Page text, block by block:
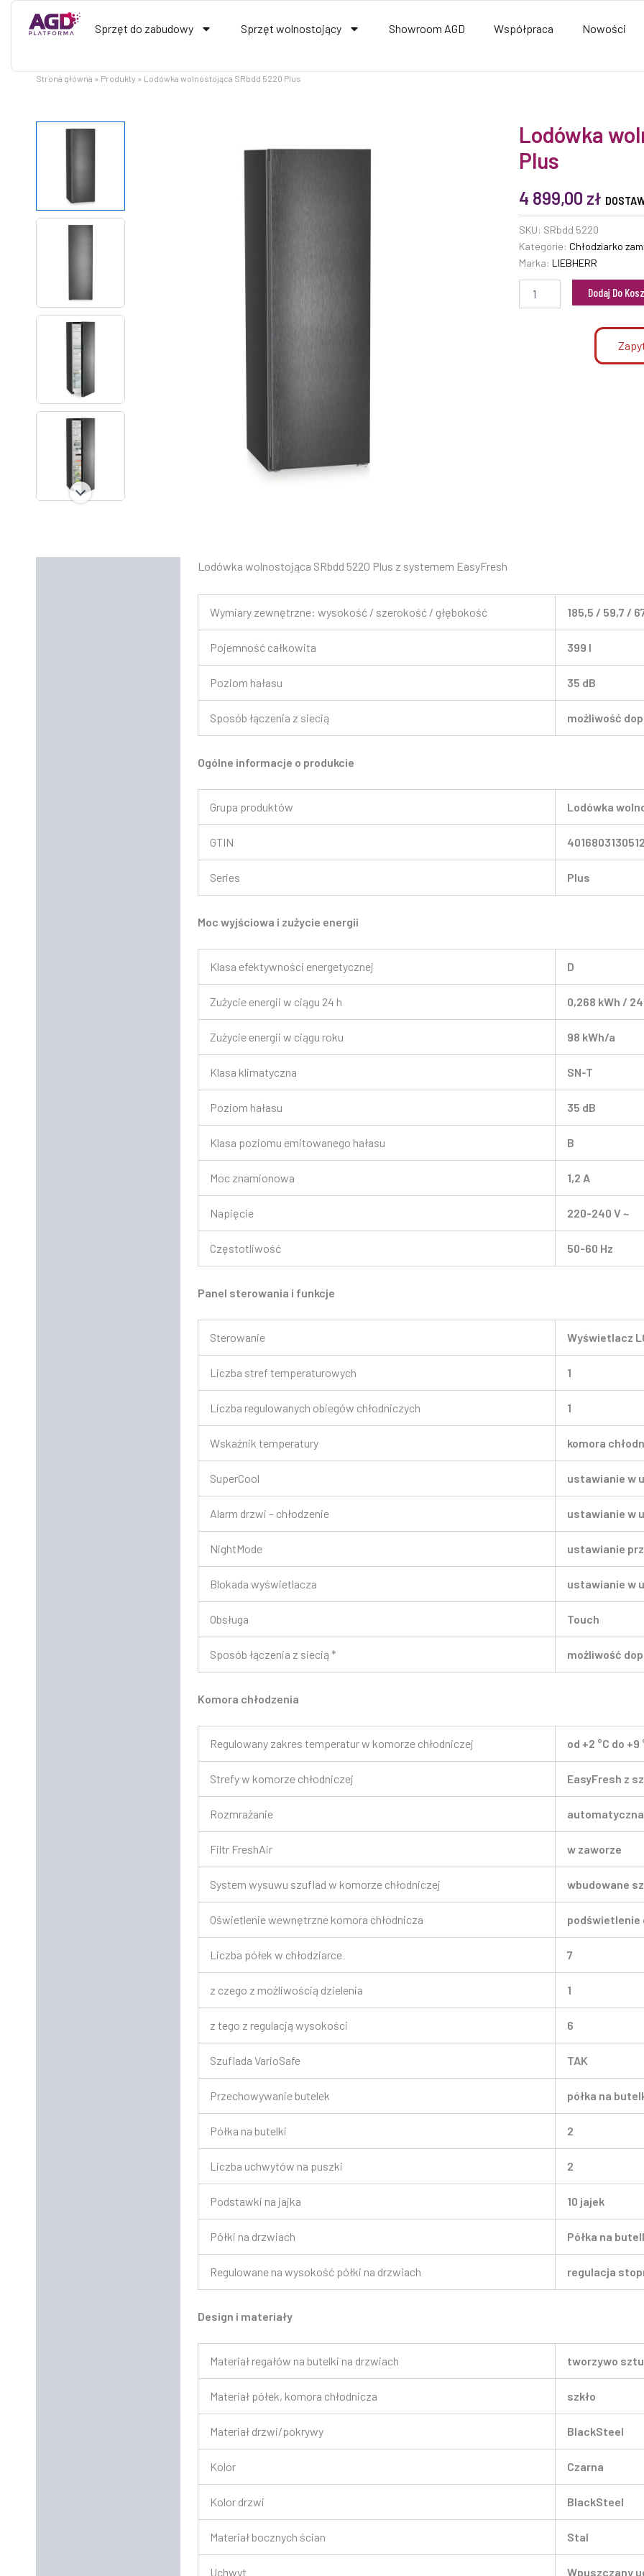
Przejdź
Sprzęt do zabudowy Sprzęt wolnostojący Showroom AGD Współpraca Nowości
Strona główna Produkty Lodówka wolnostojąca SRbdd 5220 Plus
Lodówka
Plus
4 899,00 zł
SKU: SRbdd 5220
Kategorie: Chłodziarko
Marka: LIEBHERR
ilość
Lodówka
wolnostojąca
SRbdd
Plus
Dodaj Do
Lodówka wolnostojąca SRbdd 5220 Plus z systemem EasyFresh
Wymiary zewnętrzne: wysokość / szerokość / głębokość 185,5 / 59,7 /
Pojemność całkowita 399 l
Poziom hałasu 35 dB
Sposób łączenia z siecią możliwość
Ogólne informacje o produkcie
Grupa produktów Lodówka
GTIN
Series Plus
Moc wyjściowa i zużycie energii
Klasa efektywności energetycznej D
Zużycie energii w ciągu 24 h 0,268 kWh /
Zużycie energii w ciągu roku 98 kWh/a
Klasa klimatyczna SN-T
Poziom hałasu 35 dB
Klasa poziomu emitowanego hałasu B
Moc znamionowa 1,2 A
Napięcie 220-240 V ~
Częstotliwość 50-60 Hz
Panel sterowania i funkcje
Sterowanie Wyświetlacz
Liczba stref temperaturowych 1
Liczba regulowanych obiegów chłodniczych 1
Wskaźnik temperatury komora
SuperCool ustawianie w
Alarm drzwi – chłodzenie ustawianie w
NightMode ustawianie
Blokada wyświetlacza ustawianie w
Obsługa Touch
Sposób łączenia z siecią * możliwość
Komora chłodzenia
Regulowany zakres temperatur w komorze chłodniczej od +2 °C do +9
Strefy w komorze chłodniczej EasyFresh z
Rozmrażanie automatyczna
Filtr FreshAir w zaworze
System wysuwu szuflad w komorze chłodniczej wbudowane
Oświetlenie wewnętrzne komora chłodnicza podświetlenie
Liczba półek w chłodziarce 7
z czego z możliwością dzielenia 1
z tego z regulacją wysokości 6
Szuflada VarioSafe TAK
Przechowywanie butelek półka na
Półka na butelki 2
Liczba uchwytów na puszki 2
Podstawki na jajka 10 jajek
Półki na drzwiach Półka na
Regulowane na wysokość półki na drzwiach regulacja
Design i materiały
Materiał regałów na butelki na drzwiach tworzywo
Materiał półek, komora chłodnicza szkło
Materiał drzwi/pokrywy BlackSteel
Kolor Czarna
Kolor drzwi BlackSteel
Materiał bocznych ścian Stal
Uchwyt Wpuszczany